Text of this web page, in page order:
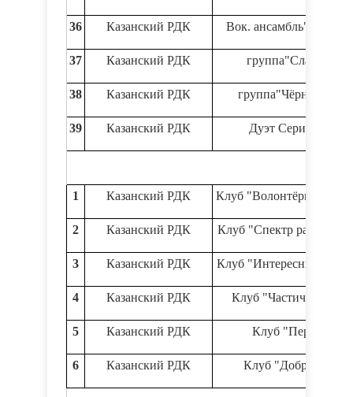
36 Казанский РДК Вок.
37 Казанский РДК группа"Славяне"
38 Казанский РДК группа"Чёрный кот"
39 Казанский РДК Дуэт Сериковых
1 Казанский РДК Клуб "Волонтёры
2 Казанский РДК Клуб "Спектр
3 Казанский РДК Клуб "Интересные
4 Казанский РДК Клуб "Частичка
5 Казанский РДК Клуб "Первые"
6 Казанский РДК Клуб "ДоброМир"